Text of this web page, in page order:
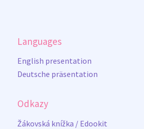
Languages
English presentation
Deutsche präsentation
Odkazy
Žákovská knížka / Edookit